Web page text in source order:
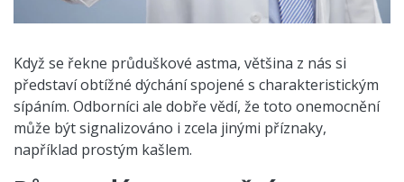
Když se řekne průduškové astma, většina z nás si
představí obtížné dýchání spojené s charakteristickým
sípáním. Odborníci ale dobře vědí, že toto onemocnění
může být signalizováno i zcela jinými příznaky,
například prostým kašlem.